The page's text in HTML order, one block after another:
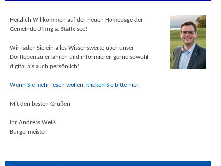
Herzlich Willkommen auf der neuen Homepage der
Gemeinde Uffing a. Staffelsee!
Wir laden Sie ein alles Wissenswerte über unser
Dorfleben zu erfahren und informieren gerne sowohl
digital als auch persönlich!
Wenn Sie mehr lesen wollen, klicken Sie bitte hier.
Mit den besten Grüßen
Ihr Andreas Weiß
Bürgermeister